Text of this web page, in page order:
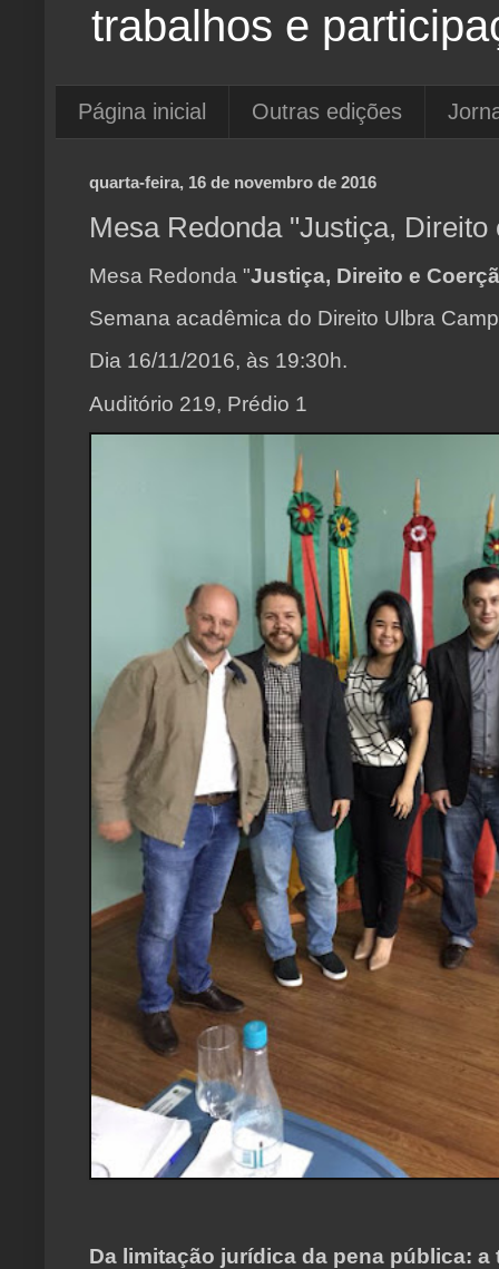
trabalhos e
Página inicial Outras edições
quarta-feira, 16 de novembro de 2016
Mesa Redonda "Justiça, Direito
Mesa Redonda "Justiça, Direito e
Semana acadêmica do Direito Ulbra
Dia 16/11/2016, às 19:30h.
Auditório 219, Prédio 1
Da limitação jurídica da pena pública: